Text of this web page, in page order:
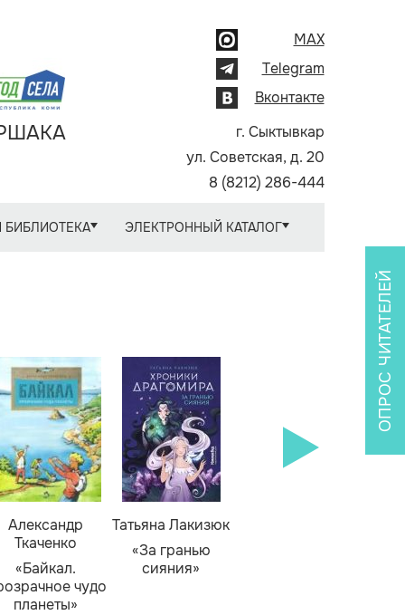
MAX
Telegram
Вконтакте
г. Сыктывкар
ул. Советская, д. 20
8 (8212) 286-444
БИБЛИОТЕКА ЭЛЕКТРОННЫЙ КАТАЛОГ
Александр
Ткаченко
«Байкал.
чудо
планеты»
Татьяна Лакизюк
«За гранью
сияния»
ОПРОС ЧИТАТЕЛЕЙ